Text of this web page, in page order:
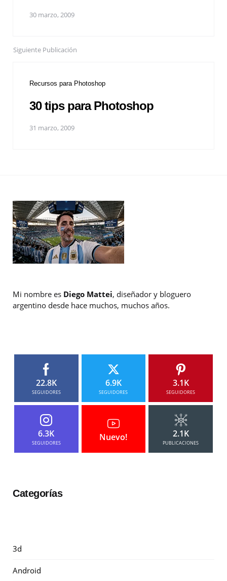
30 marzo, 2009
Siguiente Publicación
Recursos para Photoshop
30 tips para Photoshop
31 marzo, 2009
Mi nombre es Diego Mattei, diseñador y bloguero
argentino desde hace muchos, muchos años.
22.8K
SEGUIDORES
6.9K
SEGUIDORES
3.1K
SEGUIDORES
6.3K
SEGUIDORES
Nuevo! 2.1K
PUBLICACIONES
Categorías
3d
Android